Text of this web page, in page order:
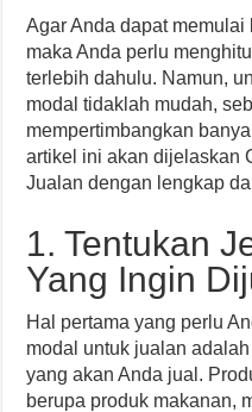
Agar Anda dapat
maka Anda perlu
terlebih dahulu. Namun,
modal tidaklah mudah,
mempertimbangkan
artikel ini akan dijelaskan
Jualan dengan lengkap
1. Tentukan
Yang Ingin
Hal pertama yang perlu
modal untuk jualan
yang akan Anda jual.
berupa produk makanan,